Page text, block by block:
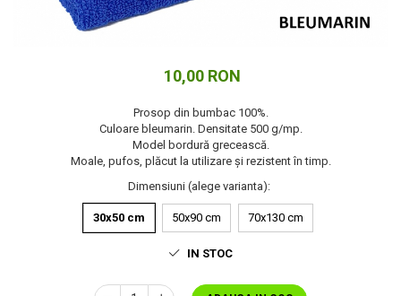
Cuverturi bumbac
Cuverturi catifea
Electrocasnice
Produse de cult religios
10,00 RON
Prosop din bumbac 100%.
Culoare bleumarin. Densitate 500 g/mp.
Model bordură grecească.
Moale, pufos, plăcut la utilizare și rezistent în timp.
Dimensiuni (alege varianta):
30x50 cm 50x90 cm 70x130 cm
IN STOC